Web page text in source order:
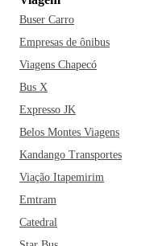
Buser Carro
Empresas de ônibus
Viagens Chapecó
Bus X
Expresso JK
Belos Montes Viagens
Kandango Transportes
Viação Itapemirim
Emtram
Catedral